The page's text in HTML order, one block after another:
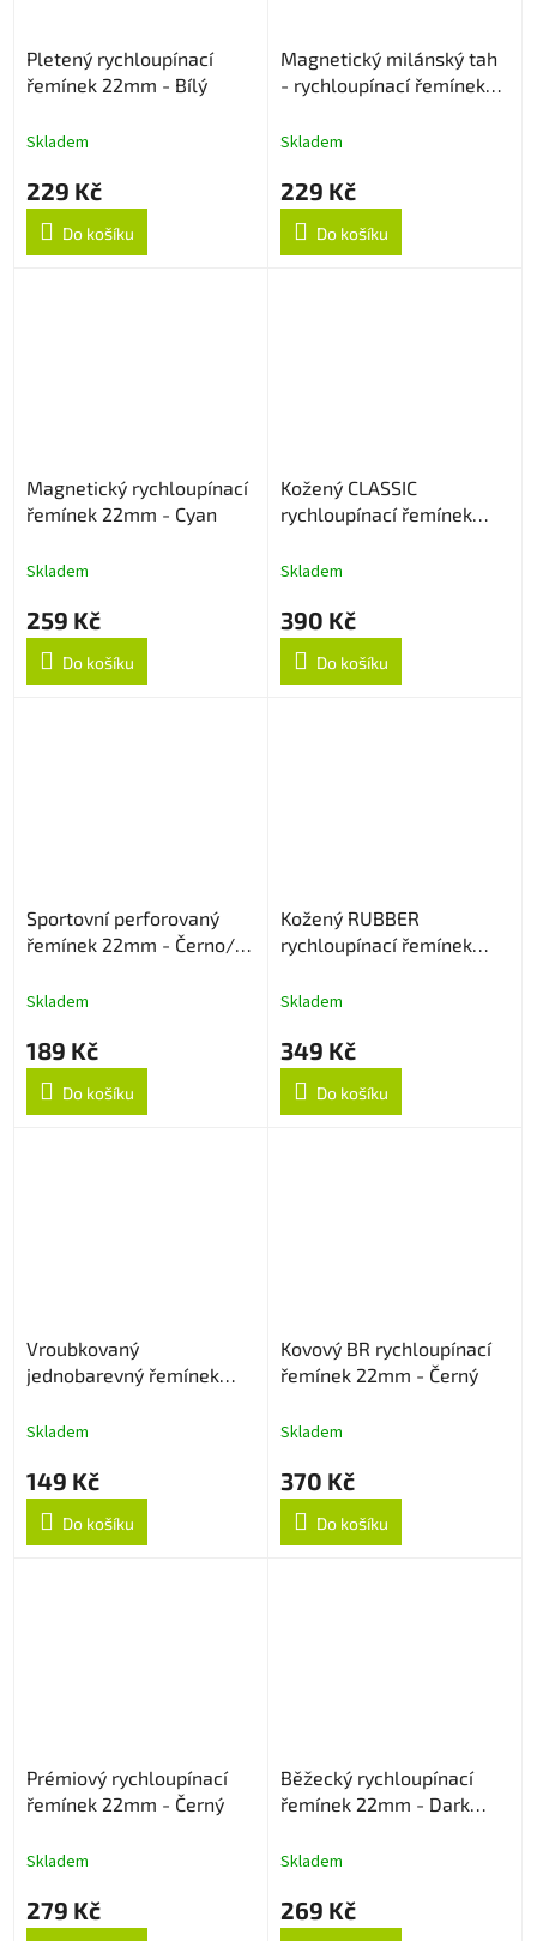
Pletený rychloupínací
řemínek 22mm - Bílý
Skladem
229 Kč
Do košíku
Magnetický milánský tah
- rychloupínací řemínek
Skladem
229 Kč
Do košíku
Magnetický rychloupínací
řemínek 22mm - Cyan
Skladem
259 Kč
Do košíku
Kožený CLASSIC
rychloupínací řemínek
Skladem
390 Kč
Do košíku
Sportovní perforovaný
řemínek 22mm - Černo/
Skladem
189 Kč
Do košíku
Kožený RUBBER
rychloupínací řemínek
Skladem
349 Kč
Do košíku
Vroubkovaný
jednobarevný řemínek
Skladem
149 Kč
Do košíku
Kovový BR rychloupínací
řemínek 22mm - Černý
Skladem
370 Kč
Do košíku
Prémiový rychloupínací
řemínek 22mm - Černý
Skladem
279 Kč
Běžecký rychloupínací
řemínek 22mm - Dark
Skladem
269 Kč